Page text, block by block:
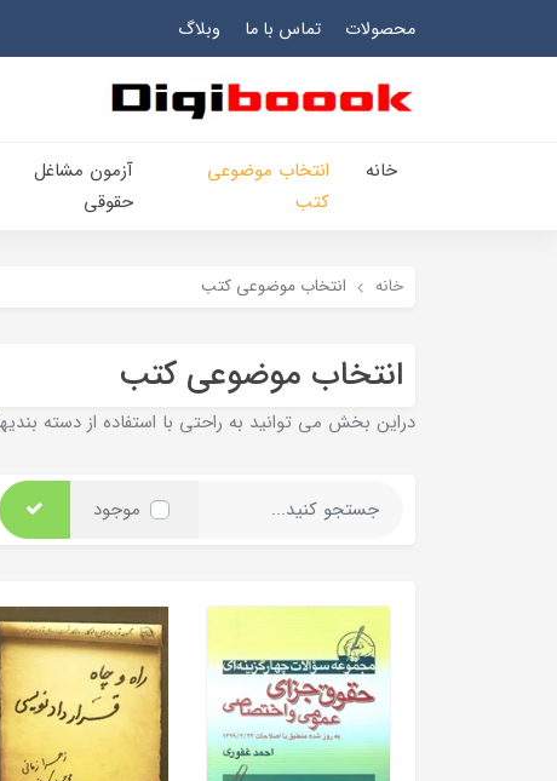
محصولات تماس با ما وبلاگ
خانه
انتخاب​ موضوعي​
کتب
آزمون مشاغل
حقوقی
خانه انتخاب​ موضوعي​ کتب
انتخاب​ موضوعي​ کتب
دراين بخش مي توانيد به راحتي با استفاده از دسته
موجود